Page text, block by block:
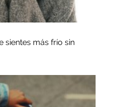
sientes más frío sin